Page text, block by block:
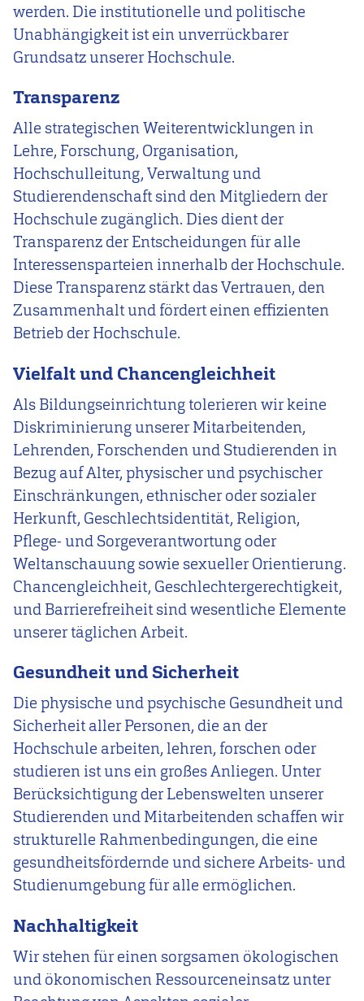
werden. Die institutionelle und politische
Unabhängigkeit ist ein unverrückbarer
Grundsatz unserer Hochschule.
Transparenz
Alle strategischen Weiterentwicklungen in
Lehre, Forschung, Organisation,
Hochschulleitung, Verwaltung und
Studierendenschaft sind den Mitgliedern der
Hochschule zugänglich. Dies dient der
Transparenz der Entscheidungen für alle
Interessensparteien innerhalb der Hochschule.
Diese Transparenz stärkt das Vertrauen, den
Zusammenhalt und fördert einen effizienten
Betrieb der Hochschule.
Vielfalt und Chancengleichheit
Als Bildungseinrichtung tolerieren wir keine
Diskriminierung unserer Mitarbeitenden,
Lehrenden, Forschenden und Studierenden in
Bezug auf Alter, physischer und psychischer
Einschränkungen, ethnischer oder sozialer
Herkunft, Geschlechtsidentität, Religion,
Pflege- und Sorgeverantwortung oder
Weltanschauung sowie sexueller Orientierung.
Chancengleichheit, Geschlechtergerechtigkeit,
und Barrierefreiheit sind wesentliche Elemente
unserer täglichen Arbeit.
Gesundheit und Sicherheit
Die physische und psychische Gesundheit und
Sicherheit aller Personen, die an der
Hochschule arbeiten, lehren, forschen oder
studieren ist uns ein großes Anliegen. Unter
Berücksichtigung der Lebenswelten unserer
Studierenden und Mitarbeitenden schaffen wir
strukturelle Rahmenbedingungen, die eine
gesundheitsfördernde und sichere Arbeits- und
Studienumgebung für alle ermöglichen.
Nachhaltigkeit
Wir stehen für einen sorgsamen ökologischen
und ökonomischen Ressourceneinsatz unter